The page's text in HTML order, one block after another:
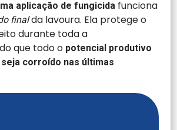
aplicação de fungicida funciona
finalda lavoura. Ela protege o
durante toda a
que todo o potencial produtivo
seja corroído nas últimas